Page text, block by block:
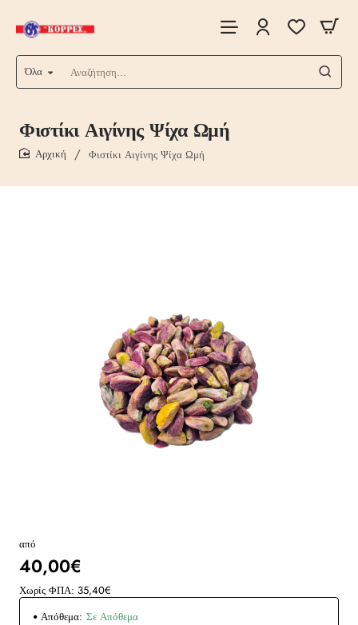
Όλα
Αναζήτηση...
Φιστίκι Αιγίνης Ψίχα Ωμή
Φιστίκι Αιγίνης Ψίχα Ωμή
από
40,00€
Χωρίς ΦΠΑ: 35,40€
Απόθεμα: Σε Απόθεμα